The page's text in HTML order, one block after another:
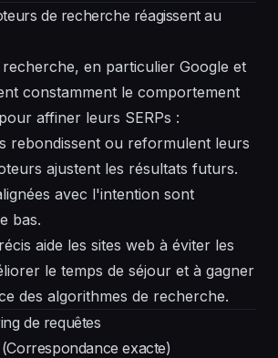
de recherche réagissent au
en particulier Google et
constamment le comportement
affiner leurs SERPs :
rebondissent ou reformulent leurs
ajustent les résultats futurs.
avec l'intention sont
bas.
aide les sites web à éviter les
le temps de séjour et à gagner
des algorithmes de recherche.
de requêtes
exacte)